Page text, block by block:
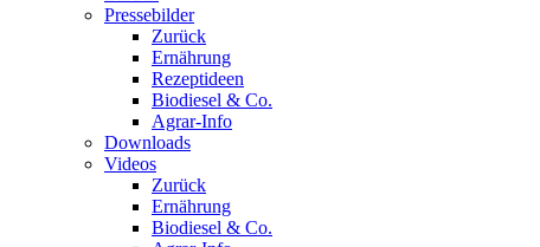
Pressebilder
Zurück
Ernährung
Rezeptideen
Biodiesel & Co.
Agrar-Info
Downloads
Videos
Zurück
Ernährung
Biodiesel & Co.